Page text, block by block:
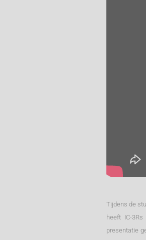
Tijdens de
heeft IC-
presentatie